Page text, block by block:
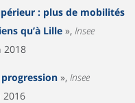
: plus de mobilités
qu’à Lille », Insee
2018
progression », Insee
2016